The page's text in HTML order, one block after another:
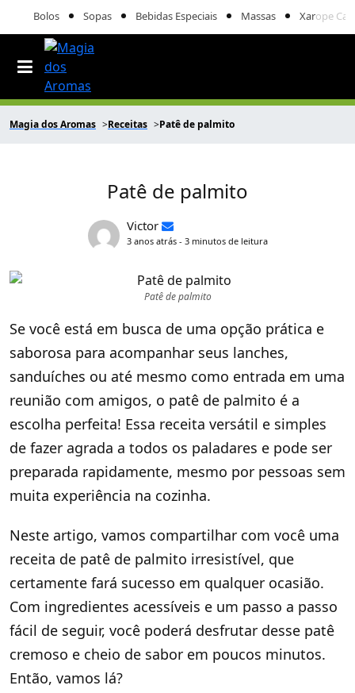
Bolos Sopas Bebidas Especiais Massas Xarope
Magia dos Aromas Receitas Patê de palmito
Patê de palmito
Victor
3 anos atrás - 3 minutos de leitura
Patê de palmito
Se você está em busca de uma opção prática e
saborosa para acompanhar seus lanches,
sanduíches ou até mesmo como entrada em uma
reunião com amigos, o patê de palmito é a
escolha perfeita! Essa receita versátil e simples
de fazer agrada a todos os paladares e pode ser
preparada rapidamente, mesmo por pessoas sem
muita experiência na cozinha.
Neste artigo, vamos compartilhar com você uma
receita de patê de palmito irresistível, que
certamente fará sucesso em qualquer ocasião.
Com ingredientes acessíveis e um passo a passo
fácil de seguir, você poderá desfrutar desse patê
cremoso e cheio de sabor em poucos minutos.
Então, vamos lá?